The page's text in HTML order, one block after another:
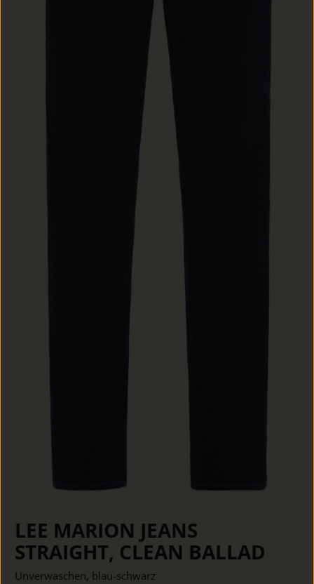
LEE MARION JEANS
STRAIGHT, CLEAN BALLAD
Unverwaschen, blau-schwarz